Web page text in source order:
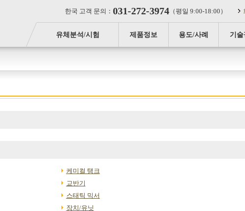
한국 고객 문의： 031-272-3974 （평일 9:00-18:00）
유체분석/시험 제품정보 용도/사례 기
케미컬 탱크
교반기
스태틱 믹서
장치/유닛